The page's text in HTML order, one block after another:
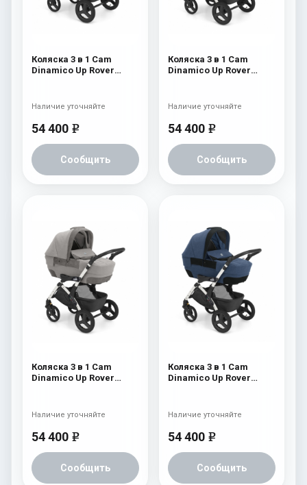
Коляска 3 в 1 Cam
Dinamico Up Rover
54 400 e
Сообщить
Наличие уточняйте
Коляска 3 в 1 Cam
Dinamico Up Rover
54 400 e
Сообщить
Наличие уточняйте
Коляска 3 в 1 Cam
Dinamico Up Rover
54 400 e
Сообщить
Наличие уточняйте
Коляска 3 в 1 Cam
Dinamico Up Rover
54 400 e
Сообщить
Наличие уточняйте